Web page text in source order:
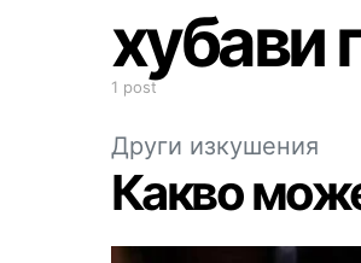
хубави
1 post
Други изкушения
Какво